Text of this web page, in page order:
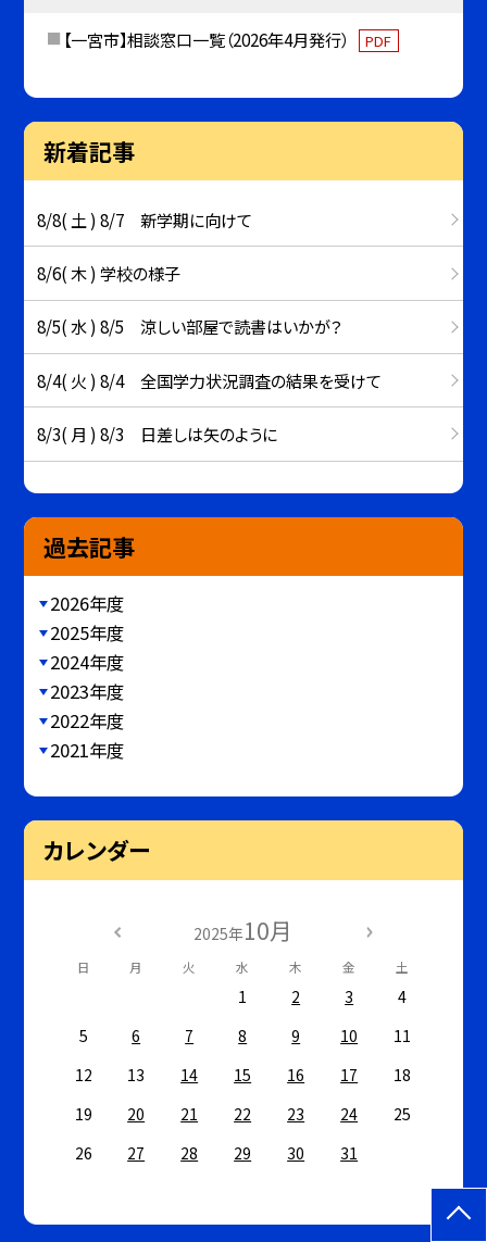
【一宮市】相談窓口一覧（2026年4月発行） PDF
新着記事
8/8( 土 ) 8/7 新学期に向けて
8/6( 木 ) 学校の様子
8/5( 水 ) 8/5 涼しい部屋で読書はいかが？
8/4( 火 ) 8/4 全国学力状況調査の結果を受けて
8/3( 月 ) 8/3 日差しは矢のように
過去記事
2026年度
2025年度
2024年度
2023年度
2022年度
2021年度
カレンダー
2025年10月
日 月 火 水 木 金 土
1 2 3
4
5
6 7 8 9 10
11
12
13 14 15 16 17
18
19
20 21 22 23 24
25
26
27 28 29 30 31